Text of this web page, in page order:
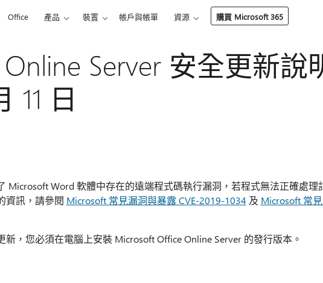
Office 產品 裝置 帳戶與帳單 資源 購買 Microsoft 365
Server 安全更新說
11 日
Microsoft Word 軟體中存在的遠端程式碼執行漏洞，若程式無法正確處理
資訊，請參閱 Microsoft 常見漏洞與暴露 CVE-2019-1034 及 Microsoft 常
新，您必須在電腦上安裝 Microsoft Office Online Server 的發行版本。